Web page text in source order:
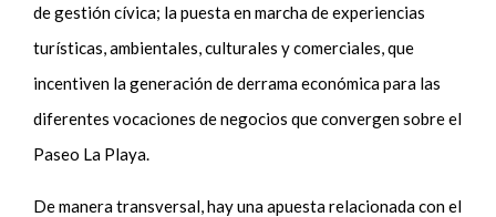
de gestión cívica; la puesta en marcha de experiencias
turísticas, ambientales, culturales y comerciales, que
incentiven la generación de derrama económica para las
diferentes vocaciones de negocios que convergen sobre el
Paseo La Playa.
De manera transversal, hay una apuesta relacionada con el